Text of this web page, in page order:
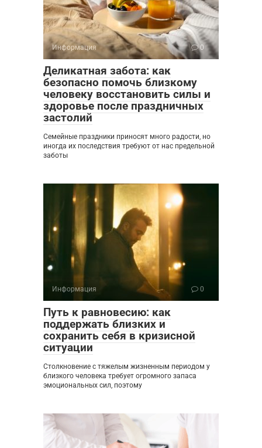
Информация 0
Деликатная забота: как
безопасно помочь близкому
человеку восстановить силы и
здоровье после праздничных
застолий
Семейные праздники приносят много радости, но
иногда их последствия требуют от нас предельной
заботы
Информация 0
Путь к равновесию: как
поддержать близких и
сохранить себя в кризисной
ситуации
Столкновение с тяжелым жизненным периодом у
близкого человека требует огромного запаса
эмоциональных сил, поэтому